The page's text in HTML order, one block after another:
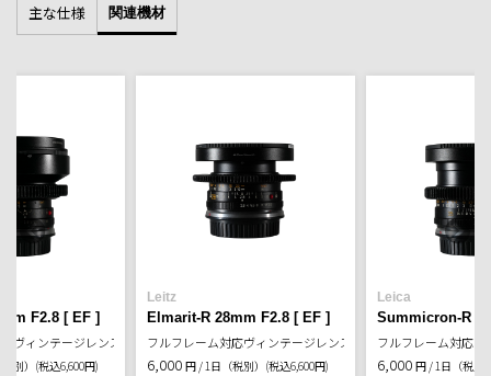
主な仕様 関連機材
F2.8 [ EF ]
ヴィンテージレンズ
別） (税込6,600円)
Leitz
Elmarit-R 28mm F2.8 [ EF ]
フルフレーム対応ヴィンテージレンズ
6,000 円 / 1日（税別） (税込6,600円)
Leica
Summicron-R
フルフレーム対応ヴ
6,000 円 / 1日（税別